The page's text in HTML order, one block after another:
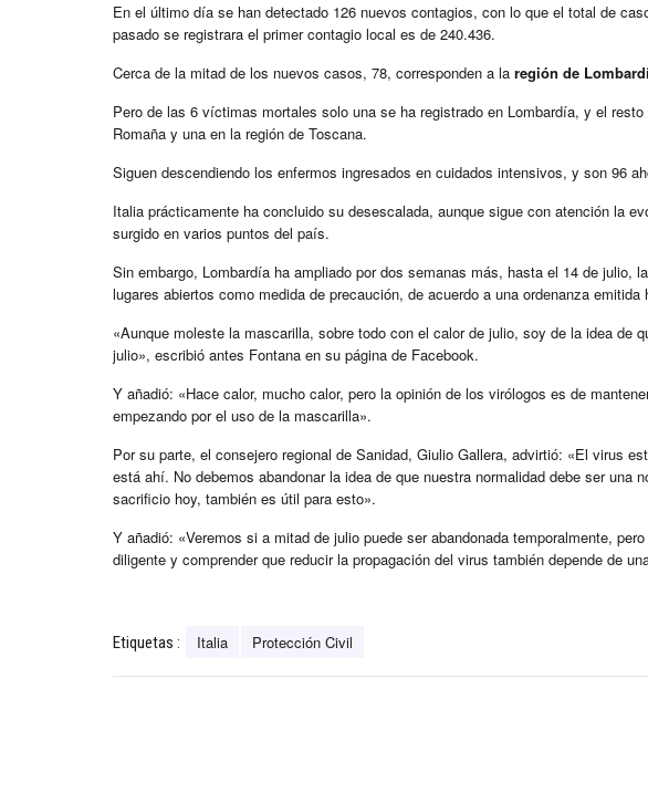
En el último día se han detectado 126 nuevos contagios, con lo que el total de
pasado se registrara el primer contagio local es de 240.436.
Cerca de la mitad de los nuevos casos, 78, corresponden a la región de
Pero de las 6 víctimas mortales solo una se ha registrado en Lombardía, y el
Romaña y una en la región de Toscana.
Siguen descendiendo los enfermos ingresados en cuidados intensivos, y son 96
Italia prácticamente ha concluido su desescalada, aunque sigue con atención la
surgido en varios puntos del país.
Sin embargo, Lombardía ha ampliado por dos semanas más, hasta el 14 de julio,
lugares abiertos como medida de precaución, de acuerdo a una ordenanza
«Aunque moleste la mascarilla, sobre todo con el calor de julio, soy de la idea de
julio», escribió antes Fontana en su página de Facebook.
Y añadió: «Hace calor, mucho calor, pero la opinión de los virólogos es de
empezando por el uso de la mascarilla».
Por su parte, el consejero regional de Sanidad, Giulio Gallera, advirtió: «El virus
está ahí. No debemos abandonar la idea de que nuestra normalidad debe ser una
sacrificio hoy, también es útil para esto».
Y añadió: «Veremos si a mitad de julio puede ser abandonada temporalmente,
diligente y comprender que reducir la propagación del virus también depende de
Etiquetas : Italia Protección Civil